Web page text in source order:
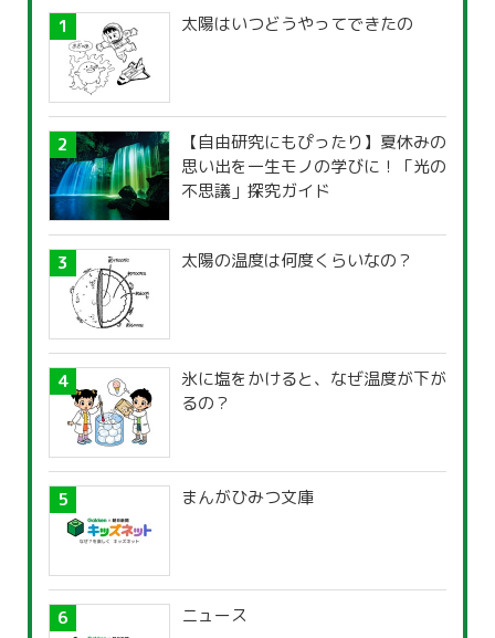
太陽はいつどうやってできたの
【自由研究にもぴったり】夏休みの
思い出を一生モノの学びに！「光の
不思議」探究ガイド
太陽の温度は何度くらいなの？
氷に塩をかけると、なぜ温度が下が
るの？
まんがひみつ文庫
ニュース